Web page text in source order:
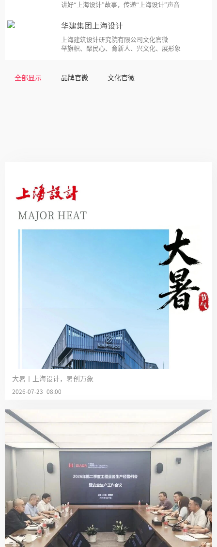
讲好“上海设计”故事，传递“上海设计”声音
华建集团上海设计
上海建筑设计研究院有限公司文化官微
举旗帜、聚民心、育新人、兴文化、展形象
全部显示 品牌官微 文化官微
大暑丨上海设计，暑创万象
2026-07-23 08:00